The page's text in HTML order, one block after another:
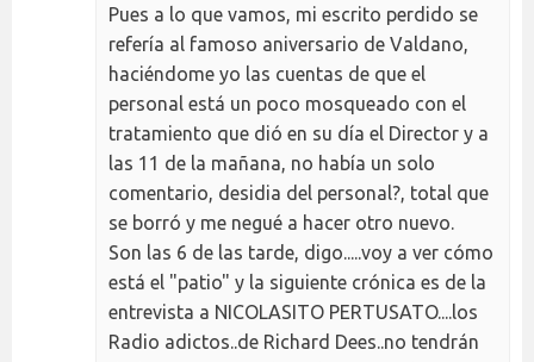
Pues a lo que vamos, mi escrito perdido se
refería al famoso aniversario de Valdano,
haciéndome yo las cuentas de que el
personal está un poco mosqueado con el
tratamiento que dió en su día el Director y a
las 11 de la mañana, no había un solo
comentario, desidia del personal?, total que
se borró y me negué a hacer otro nuevo.
Son las 6 de las tarde, digo.....voy a ver cómo
está el "patio" y la siguiente crónica es de la
entrevista a NICOLASITO PERTUSATO....los
Radio adictos..de Richard Dees..no tendrán